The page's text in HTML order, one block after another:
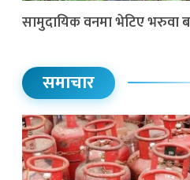
सामुदायिक वनमा भेटिए भरुवा
समाचार